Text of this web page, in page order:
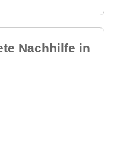
Nachhilfe in